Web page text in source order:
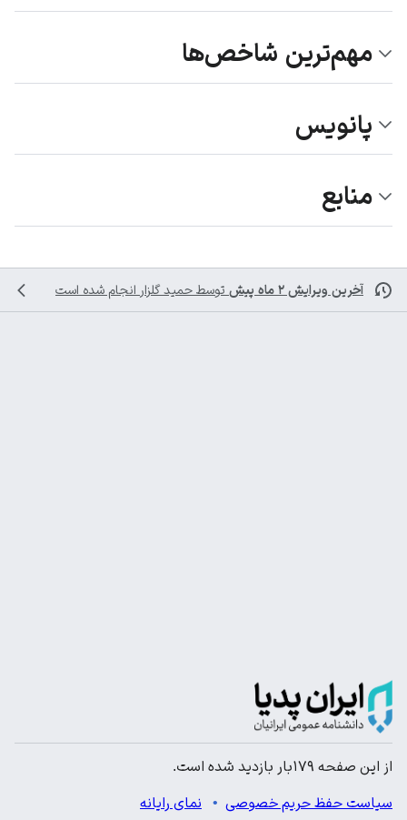
مهم‌ترین شاخص‌ها
پانویس
منابع
آخرین ویرایش ۲ ماه پیش توسط حمید گلزار انجام شده است
از این صفحه ۱۷۹بار بازدید شده است.
سیاست حفظ حریم خصوصی نمای رایانه